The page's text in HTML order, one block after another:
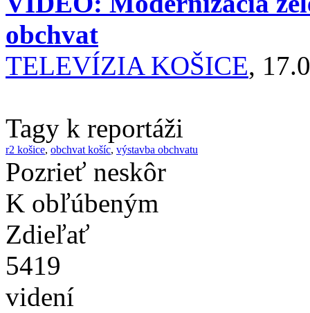
obchvat
TELEVÍZIA KOŠICE,
Tagy k reportáži
r2 košice, obchvat košíc, výstavba obchvatu
Pozrieť neskôr
K obľúbeným
Zdieľať
5419
videní